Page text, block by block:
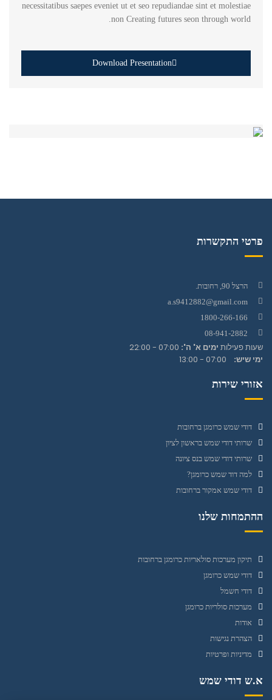
necessitatibus saepes eveniet ut et seo repudiandae sint et molestiae
non Creating futures seon through world.
Download Presentation
פרטי התקשרות
הרצל 90, רחובות.
a.s9412882@gmail.com
1800-266-166
08-941-2882
שעות פעילות ימים א' ה':
ימי שיש:
אזורי שירות
דודי שמש כרומגן ברחובות
שרותי דודי שמש בראשון לציון
שרותי דודי שמש בנס ציונה
למה דוד שמש כרומגן?
דודי שמש אמקור ברחובות
ההתמחות שלנו
תיקון מערכות סולאריות כרומגן ברחובות
דודי שמש כרומגן
דודי חשמל
מערכות סולריות כרומגן
אודות
הצהרת נגישות
מדיניות ופרטיות
א.ש דודי שמש